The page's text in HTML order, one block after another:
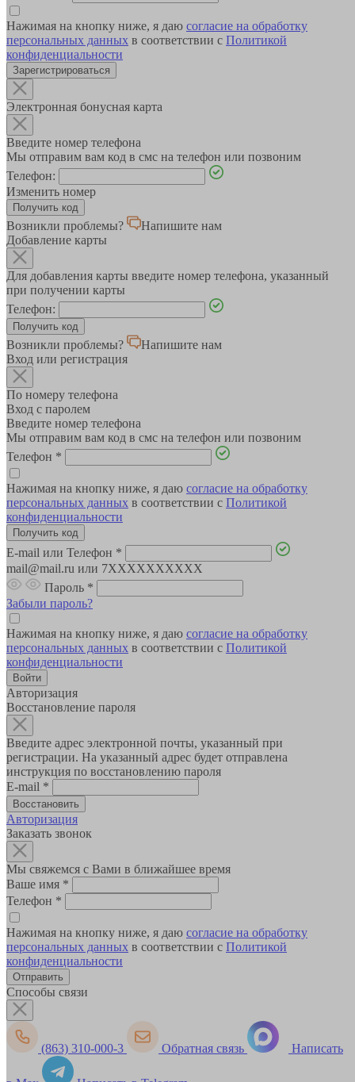
Нажимая на кнопку ниже, я даю согласие на обработку
персональных данных в соответствии с Политикой
конфиденциальности
Зарегистрироваться
Электронная бонусная карта
Введите номер телефона
Мы отправим вам код в смс на телефон или позвоним
Телефон:
Изменить номер
Возникли проблемы?
Напишите нам
Добавление карты
Для добавления карты введите номер телефона, указанный
при получении карты
Телефон:
Возникли проблемы?
Напишите нам
Вход или регистрация
По номеру телефона
Вход с паролем
Введите номер телефона
Мы отправим вам код в смс на телефон или позвоним
Телефон *
Нажимая на кнопку ниже, я даю согласие на обработку
персональных данных в соответствии с Политикой
конфиденциальности
E-mail или Телефон *
mail@mail.ru или 7XXXXXXXXXX
Пароль *
Забыли пароль?
Нажимая на кнопку ниже, я даю согласие на обработку
персональных данных в соответствии с Политикой
конфиденциальности
Авторизация
Восстановление пароля
Введите адрес электронной почты, указанный при
регистрации. На указанный адрес будет отправлена
инструкция по восстановлению пароля
E-mail *
Авторизация
Заказать звонок
Мы свяжемся с Вами в ближайшее время
Ваше имя *
Телефон *
Нажимая на кнопку ниже, я даю согласие на обработку
персональных данных в соответствии с Политикой
конфиденциальности
Способы связи
(863) 310-000-3 Обратная связь Написать